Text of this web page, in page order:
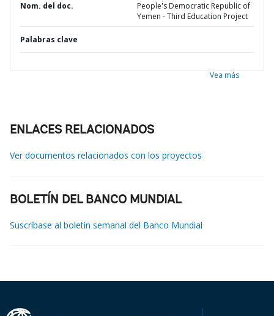
Nom. del doc.
People's Democratic Republic of
Yemen - Third Education Project
Palabras clave
Vea más
ENLACES RELACIONADOS
Ver documentos relacionados con los proyectos
BOLETÍN DEL BANCO MUNDIAL
Suscríbase al boletín semanal del Banco Mundial